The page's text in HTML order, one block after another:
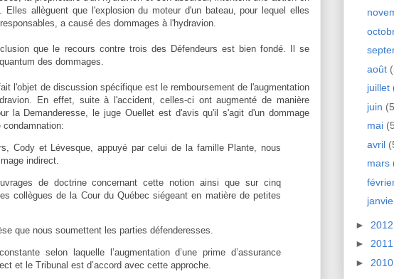
Elles allèguent que l'explosion du moteur d'un bateau, pour lequel elles
a causé des dommages à l'hydravion.
que le recours contre trois des Défendeurs est bien fondé. Il se
des dommages.
l'objet de discussion spécifique est le remboursement de l'augmentation
En effet, suite à l'accident, celles-ci ont augmenté de manière
la Demanderesse, le juge Ouellet est d'avis qu'il s'agit d'un dommage
Cody et Lévesque, appuyé par celui de la famille Plante, nous
indirect.
de doctrine concernant cette notion ainsi que sur cinq
collègues de la Cour du Québec siégeant en matière de petites
que nous soumettent les parties défenderesses.
selon laquelle l’augmentation d’une prime d’assurance
et le Tribunal est d’accord avec cette approche.
août
juillet
juin
mai
avril
mars
► 2012
► 2011
► 2010